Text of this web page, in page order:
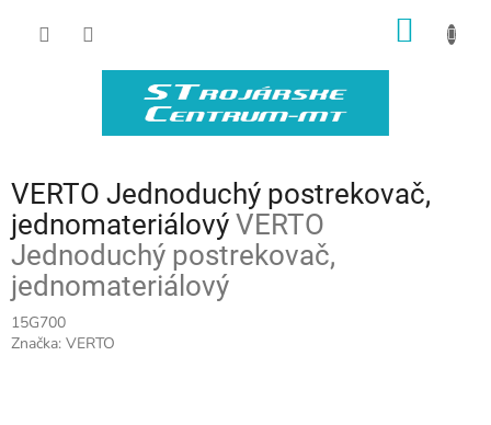
VERTO Jednoduchý postrekovač,
jednomateriálový VERTO
Jednoduchý postrekovač,
jednomateriálový
15G700
Značka: VERTO